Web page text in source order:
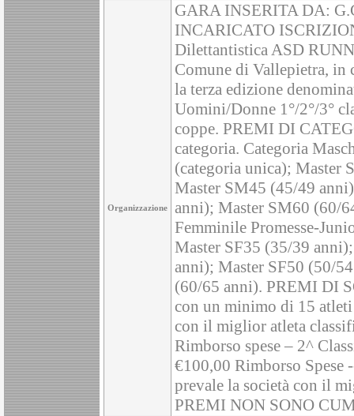
Organizzazione
GARA INSERITA DA:
INCARICATO
Dilettantistica ASD
Comune di Vallepietra, in
la terza edizione
Uomini/Donne 1°/2°/3°
coppe. PREMI DI
categoria. Categoria
(categoria unica); Master
Master SM45 (45/49
anni); Master SM60 (60/
Femminile Promesse-
Master SF35 (35/39
anni); Master SF50 (50/
(60/65 anni). PREMI DI
con un minimo di 15
con il miglior atleta
Rimborso spese – 2^
€100,00 Rimborso Spese
prevale la società con il
PREMI NON SONO